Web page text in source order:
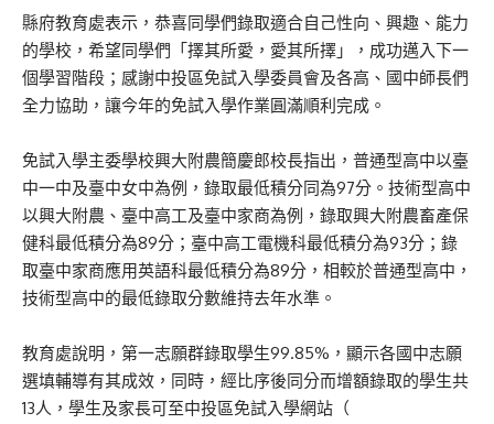
縣府教育處表示，恭喜同學們錄取適合自己性向、興趣、能力
的學校，希望同學們「擇其所愛，愛其所擇」，成功邁入下一
個學習階段；感謝中投區免試入學委員會及各高、國中師長們
全力協助，讓今年的免試入學作業圓滿順利完成。
免試入學主委學校興大附農簡慶郎校長指出，普通型高中以臺
中一中及臺中女中為例，錄取最低積分同為97分。技術型高中
以興大附農、臺中高工及臺中家商為例，錄取興大附農畜產保
健科最低積分為89分；臺中高工電機科最低積分為93分；錄
取臺中家商應用英語科最低積分為89分，相較於普通型高中，
技術型高中的最低錄取分數維持去年水準。
教育處說明，第一志願群錄取學生99.85%，顯示各國中志願
選填輔導有其成效，同時，經比序後同分而增額錄取的學生共
13人，學生及家長可至中投區免試入學網站（